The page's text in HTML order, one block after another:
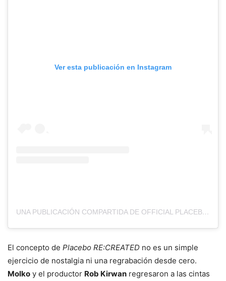
Ver esta publicación en Instagram
UNA PUBLICACIÓN COMPARTIDA DE OFFICIAL PLACEBO INSTAGRAM. (@PLACEBOWORLD)
El concepto de Placebo RE:CREATED no es un simple
ejercicio de nostalgia ni una regrabación desde cero.
Molko y el productor Rob Kirwan regresaron a las cintas